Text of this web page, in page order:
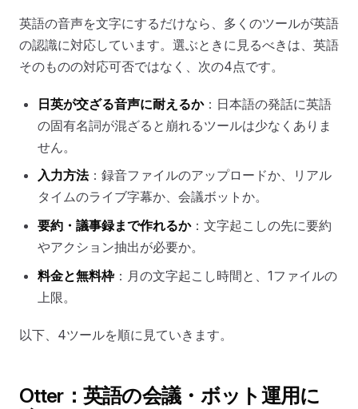
英語の音声を文字にするだけなら、多くのツールが英語
の認識に対応しています。選ぶときに見るべきは、英語
そのものの対応可否ではなく、次の4点です。
日英が交ざる音声に耐えるか：日本語の発話に英語
の固有名詞が混ざると崩れるツールは少なくありま
せん。
入力方法：録音ファイルのアップロードか、リアル
タイムのライブ字幕か、会議ボットか。
要約・議事録まで作れるか：文字起こしの先に要約
やアクション抽出が必要か。
料金と無料枠：月の文字起こし時間と、1ファイルの
上限。
以下、4ツールを順に見ていきます。
Otter：英語の会議・ボット運用に